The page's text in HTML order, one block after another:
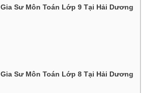
Gia Sư Môn Toán Lớp 9 Tại Hải Dương
Gia Sư Môn Toán Lớp 8 Tại Hải Dương